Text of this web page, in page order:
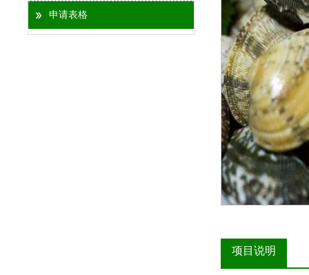
申请表格
项目说明